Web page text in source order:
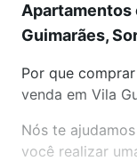
Apartamentos
Guimarães,
Por que
venda em Vila
Nós te
você realizar